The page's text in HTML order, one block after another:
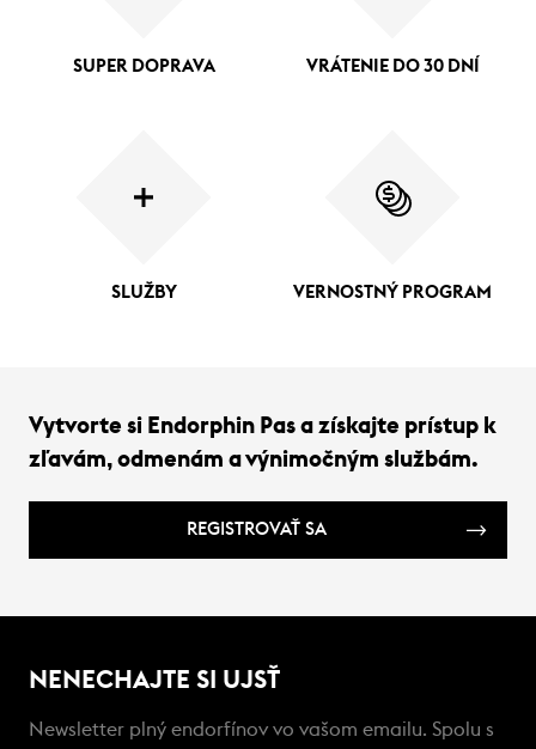
SUPER DOPRAVA VRÁTENIE DO 30 DNÍ
SLUŽBY VERNOSTNÝ PROGRAM
Vytvorte si Endorphin Pas a získajte prístup k
zľavám, odmenám a výnimočným službám.
REGISTROVAŤ SA
NENECHAJTE SI UJSŤ
Newsletter plný endorfínov vo vašom emailu. Spolu s